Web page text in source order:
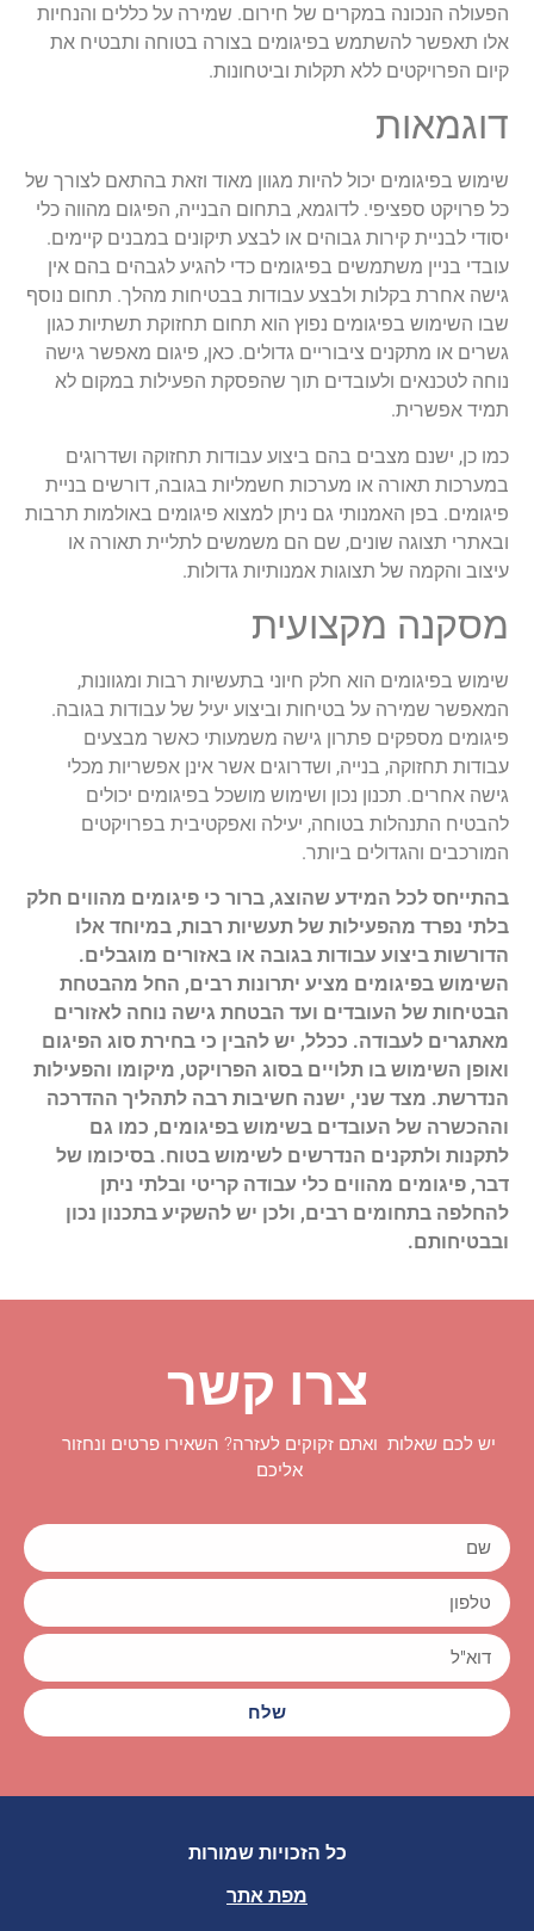
הפעולה הנכונה במקרים של חירום. שמירה על כללים והנחיות
אלו תאפשר להשתמש בפיגומים בצורה בטוחה ותבטיח את
קיום הפרויקטים ללא תקלות וביטחונות.
דוגמאות
שימוש בפיגומים יכול להיות מגוון מאוד וזאת בהתאם לצורך של
כל פרויקט ספציפי. לדוגמא, בתחום הבנייה, הפיגום מהווה כלי
יסודי לבניית קירות גבוהים או לבצע תיקונים במבנים קיימים.
עובדי בניין משתמשים בפיגומים כדי להגיע לגבהים בהם אין
גישה אחרת בקלות ולבצע עבודות בבטיחות מהלך. תחום נוסף
שבו השימוש בפיגומים נפוץ הוא תחום תחזוקת תשתיות כגון
גשרים או מתקנים ציבוריים גדולים. כאן, פיגום מאפשר גישה
נוחה לטכנאים ולעובדים תוך שהפסקת הפעילות במקום לא
תמיד אפשרית.
כמו כן, ישנם מצבים בהם ביצוע עבודות תחזוקה ושדרוגים
במערכות תאורה או מערכות חשמליות בגובה, דורשים בניית
פיגומים. בפן האמנותי גם ניתן למצוא פיגומים באולמות תרבות
ובאתרי תצוגה שונים, שם הם משמשים לתליית תאורה או
עיצוב והקמה של תצוגות אמנותיות גדולות.
מסקנה מקצועית
שימוש בפיגומים הוא חלק חיוני בתעשיות רבות ומגוונות,
המאפשר שמירה על בטיחות וביצוע יעיל של עבודות בגובה.
פיגומים מספקים פתרון גישה משמעותי כאשר מבצעים
עבודות תחזוקה, בנייה, ושדרוגים אשר אינן אפשריות מכלי
גישה אחרים. תכנון נכון ושימוש מושכל בפיגומים יכולים
להבטיח התנהלות בטוחה, יעילה ואפקטיבית בפרויקטים
המורכבים והגדולים ביותר.
בהתייחס לכל המידע שהוצג, ברור כי פיגומים מהווים חלק
בלתי נפרד מהפעילות של תעשיות רבות, במיוחד אלו
הדורשות ביצוע עבודות בגובה או באזורים מוגבלים.
השימוש בפיגומים מציע יתרונות רבים, החל מהבטחת
הבטיחות של העובדים ועד הבטחת גישה נוחה לאזורים
מאתגרים לעבודה. ככלל, יש להבין כי בחירת סוג הפיגום
ואופן השימוש בו תלויים בסוג הפרויקט, מיקומו והפעילות
הנדרשת. מצד שני, ישנה חשיבות רבה לתהליך ההדרכה
וההכשרה של העובדים בשימוש בפיגומים, כמו גם
לתקנות ולתקנים הנדרשים לשימוש בטוח. בסיכומו של
דבר, פיגומים מהווים כלי עבודה קריטי ובלתי ניתן
להחלפה בתחומים רבים, ולכן יש להשקיע בתכנון נכון
ובבטיחותם.
צרו קשר
יש לכם שאלות ואתם זקוקים לעזרה? השאירו פרטים ונחזור
אליכם
שלח
כל הזכויות שמורות
מפת אתר